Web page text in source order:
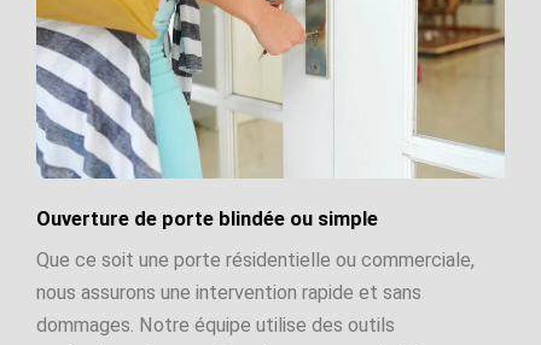
Ouverture de porte blindée ou simple
Que ce soit une porte résidentielle ou commerciale,
nous assurons une intervention rapide et sans
dommages. Notre équipe utilise des outils